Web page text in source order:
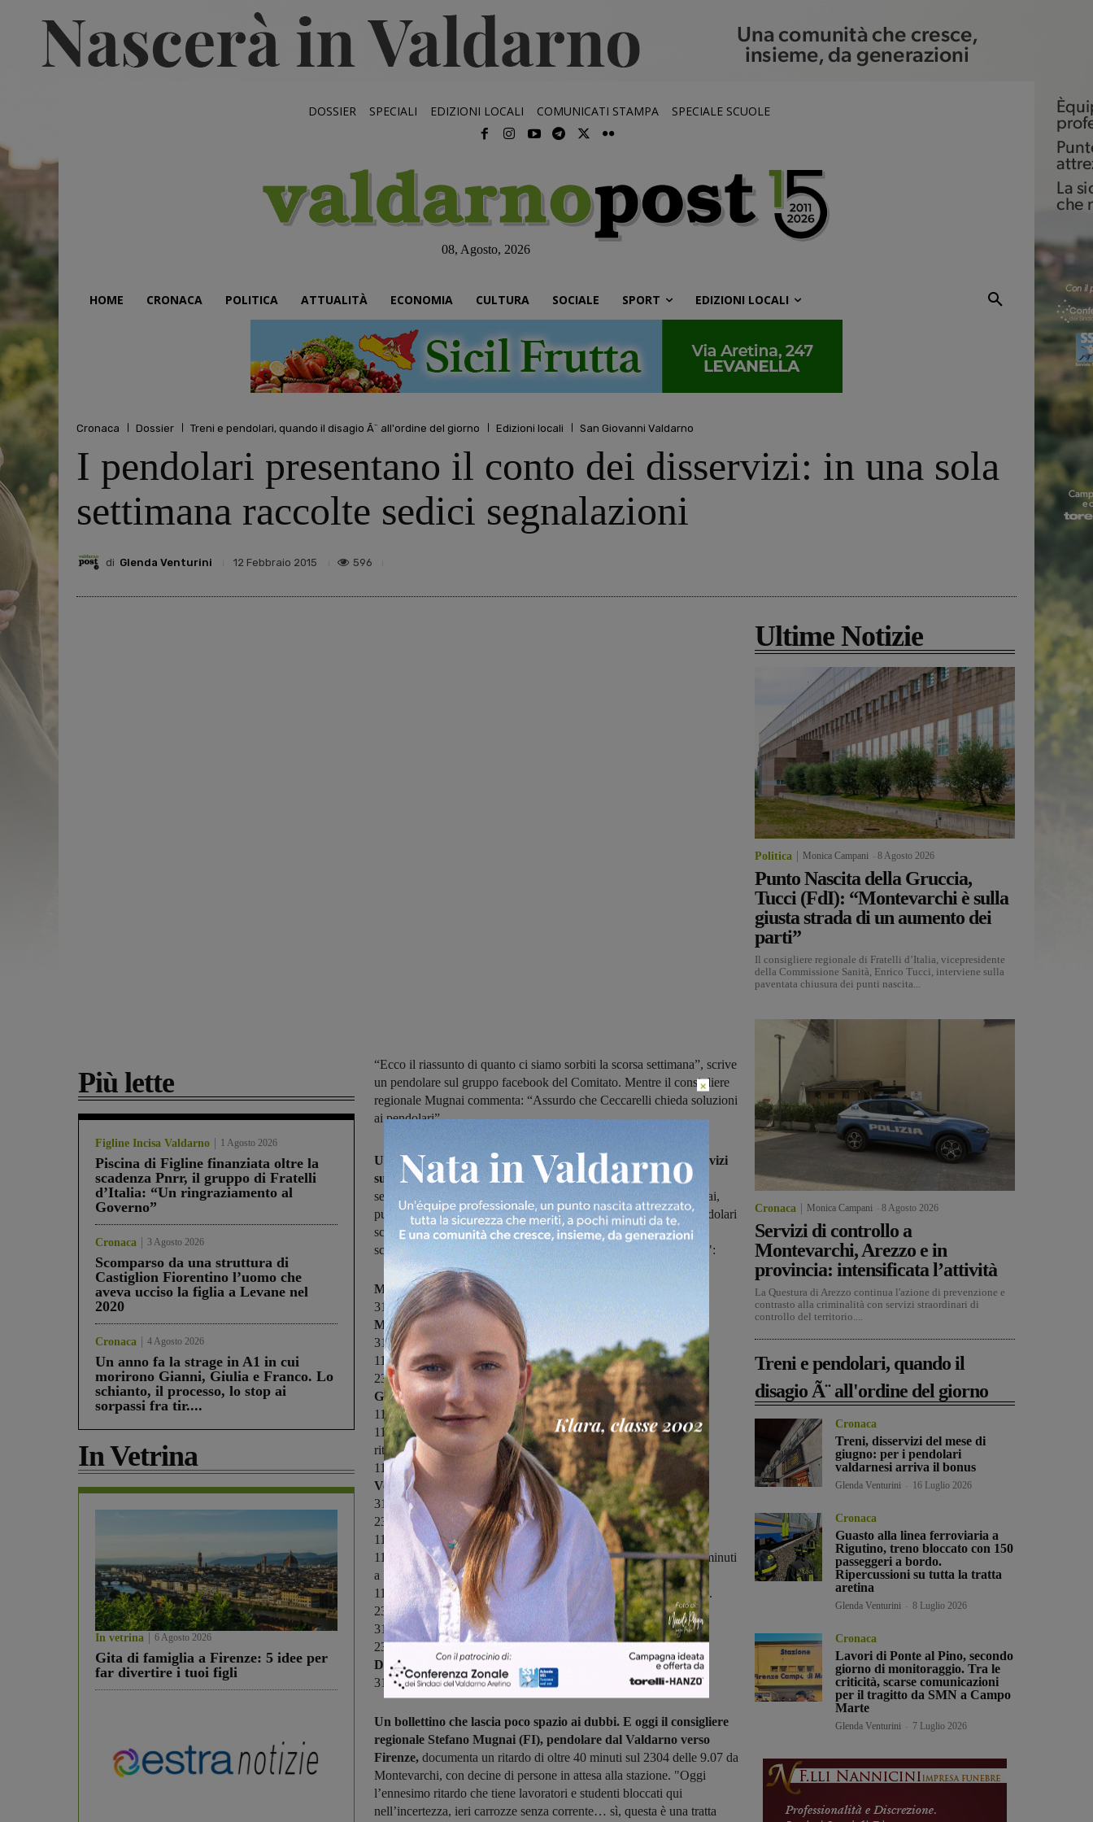
DOSSIER SPECIALI EDIZIONI LOCALI COMUNICATI STAMPA SPECIALE SCUOLE
08, Agosto, 2026
HOME CRONACA POLITICA ATTUALITÀ ECONOMIA CULTURA SOCIALE SPORT EDIZIONI LOCALI
Cronaca Dossier Treni e pendolari, quando il disagio Ã¨ all'ordine del giorno Edizioni locali San Giovanni Valdarno
I pendolari presentano il conto dei disservizi: in una sola
settimana raccolte sedici segnalazioni
di Glenda Venturini 12 Febbraio 2015 596
Più lette
Figline Incisa Valdarno 1 Agosto 2026
Piscina di Figline finanziata oltre la
scadenza Pnrr, il gruppo di Fratelli
d’Italia: “Un ringraziamento al
Governo”
Cronaca 3 Agosto 2026
Scomparso da una struttura di
Castiglion Fiorentino l’uomo che
aveva ucciso la figlia a Levane nel
2020
Cronaca 4 Agosto 2026
Un anno fa la strage in A1 in cui
morirono Gianni, Giulia e Franco. Lo
schianto, il processo, lo stop ai
sorpassi fra tir....
In Vetrina
In vetrina 6 Agosto 2026
Gita di famiglia a Firenze: 5 idee per
far divertire i tuoi figli
“Ecco il riassunto di quanto ci siamo sorbiti la scorsa settimana”, scrive
un pendolare sul gruppo facebook del Comitato. Mentre il consigliere
regionale Mugnai commenta: “Assurdo che Ceccarelli chieda soluzioni
ai pendolari”
Un calendario fitto di appunti: sono le segnalazioni per disservizi
sui treni raccolte dal Comitato Pendolari del Valdarno.Una
settimana che diventa l'esempio lampante di un'odissea che è ormai,
purtroppo, routine quotidiana. In ordine cronologico, uno dei pendolari
scrive: "Questo è il riassunto di quanto ci siamo sorbiti settimana
scorsa, in base alle segnalazione pervenute sulla pagina facebook":
Martedì 3 febbraio:
3152 1h di ritardo per guasto treno
Mercoledì 4 febbraio:
3152 inchino imbocco direttissima (partenza da Figline in orario)
11669 cancellato da Firenze ad Arezzo per guasto treno
23522 cancellato totalmente
Giovedì 5 febbraio:
11803 cancellato per guasto
11805 deviato sulla lenta per sostituire l'11803 40 minuti circa di
ritardo
11799 30 minuti di ritardo (interferenza con frecciarossa?)
Venerdì 6 febbraio:
3152 inchino imbocco direttissima (partenza da Figline in orario)
2313 20 minuti di ritardo in partenza
11803 ritardo 40 minuti
11805 deviato sulla lenta dando precedenza agli AV (sosta di 20 minuti
a Pontassieve)
11673 ritardo imprecisato per precedenze agli AV sulla linea lenta.
2317 come sopra
3165 come sopra
2317 come sopra
Domenica 8 febbraio:
3169 deviato sulla lenta.
Un bollettino che lascia poco spazio ai dubbi. E oggi il consigliere
regionale Stefano Mugnai (FI), pendolare dal Valdarno verso
Firenze, documenta un ritardo di oltre 40 minuti sul 2304 delle 9.07 da
Montevarchi, con decine di persone in attesa alla stazione. "Oggi
l’ennesimo ritardo che tiene lavoratori e studenti bloccati qui
nell’incertezza, ieri carrozze senza corrente… sì, questa è una tratta
Ultime Notizie
Politica Monica Campani 8 Agosto 2026
Punto Nascita della Gruccia,
Tucci (FdI): “Montevarchi è sulla
giusta strada di un aumento dei
parti”
Il consigliere regionale di Fratelli d’Italia, vicepresidente
della Commissione Sanità, Enrico Tucci, interviene sulla
paventata chiusura dei punti nascita...
Cronaca Monica Campani 8 Agosto 2026
Servizi di controllo a
Montevarchi, Arezzo e in
provincia: intensificata l’attività
La Questura di Arezzo continua l'azione di prevenzione e
contrasto alla criminalità con servizi straordinari di
controllo del territorio....
Treni e pendolari, quando il
disagio Ã¨ all'ordine del giorno
Cronaca
Treni, disservizi del mese di
giugno: per i pendolari
valdarnesi arriva il bonus
Glenda Venturini 16 Luglio 2026
Cronaca
Guasto alla linea ferroviaria a
Rigutino, treno bloccato con 150
passeggeri a bordo.
Ripercussioni su tutta la tratta
aretina
Glenda Venturini 8 Luglio 2026
Cronaca
Lavori di Ponte al Pino, secondo
giorno di monitoraggio. Tra le
criticità, scarse comunicazioni
per il tragitto da SMN a Campo
Marte
Glenda Venturini 7 Luglio 2026
×